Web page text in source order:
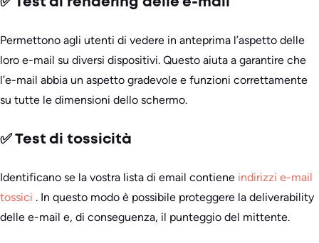
Permettono agli utenti di vedere in anteprima l’aspetto delle
loro e-mail su diversi dispositivi. Questo aiuta a garantire che
l’e-mail abbia un aspetto gradevole e funzioni correttamente
su tutte le dimensioni dello schermo.
✅ Test di tossicità
Identificano se la vostra lista di email contiene indirizzi e-mail
tossici . In questo modo è possibile proteggere la deliverability
delle e-mail e, di conseguenza, il punteggio del mittente.